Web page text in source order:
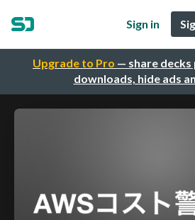
Upgrade to Pro — share
downloads, hide ads
Sign in